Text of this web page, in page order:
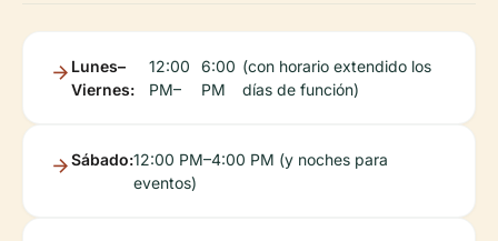
Lunes–
Viernes:
12:00
PM–
6:00
PM
(con horario extendido los
días de función)
Sábado:12:00 PM–4:00 PM (y noches para
eventos)